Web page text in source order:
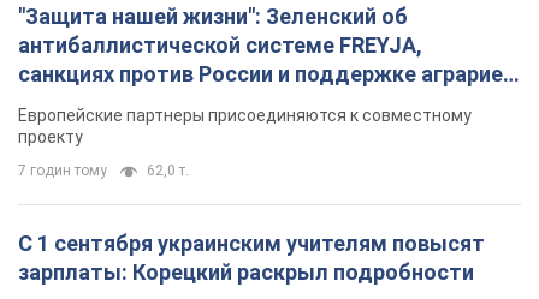
"Защита нашей жизни": Зеленский об
антибаллистической системе FREYJA,
санкциях против России и поддержке аграриев.
Видео
Европейские партнеры присоединяются к совместному
проекту
7 годин тому 62,0 т.
С 1 сентября украинским учителям повысят
зарплаты: Корецкий раскрыл подробности